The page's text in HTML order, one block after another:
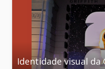
Identidade visual da